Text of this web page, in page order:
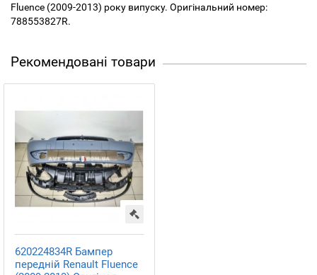
Fluence (2009-2013) року випуску. Оригінальний номер:
788553827R.
Рекомендовані товари
620224834R Бампер
передній Renault Fluence